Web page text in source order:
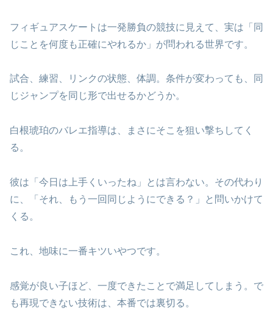
フィギュアスケートは一発勝負の競技に見えて、実は「同
じことを何度も正確にやれるか」が問われる世界です。
試合、練習、リンクの状態、体調。条件が変わっても、同
じジャンプを同じ形で出せるかどうか。
白根琥珀のバレエ指導は、まさにそこを狙い撃ちしてく
る。
彼は「今日は上手くいったね」とは言わない。その代わり
に、「それ、もう一回同じようにできる？」と問いかけて
くる。
これ、地味に一番キツいやつです。
感覚が良い子ほど、一度できたことで満足してしまう。で
も再現できない技術は、本番では裏切る。